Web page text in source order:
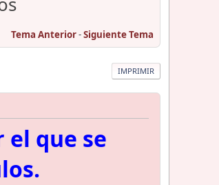
Tema Anterior-Siguiente Tema
IMPRIMIR
el que se